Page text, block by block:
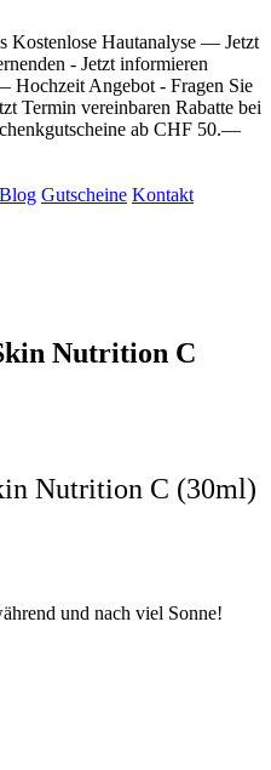
Kostenlose Hautanalyse — Jetzt
- Jetzt informieren
Hochzeit Angebot - Fragen Sie
Termin vereinbaren Rabatte bei
ab CHF 50.—
Blog Gutscheine Kontakt
Nutrition C
Nutrition C (30ml)
und nach viel Sonne!